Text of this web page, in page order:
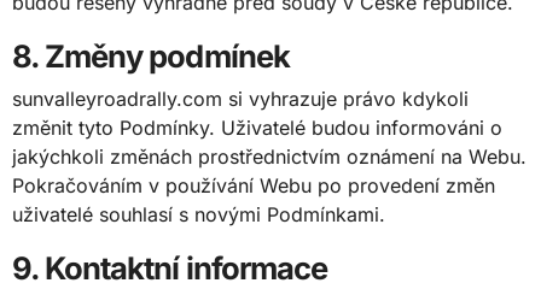
8. Změny podmínek
sunvalleyroadrally.com si vyhrazuje právo kdykoli
změnit tyto Podmínky. Uživatelé budou informováni o
jakýchkoli změnách prostřednictvím oznámení na Webu.
Pokračováním v používání Webu po provedení změn
uživatelé souhlasí s novými Podmínkami.
9. Kontaktní informace